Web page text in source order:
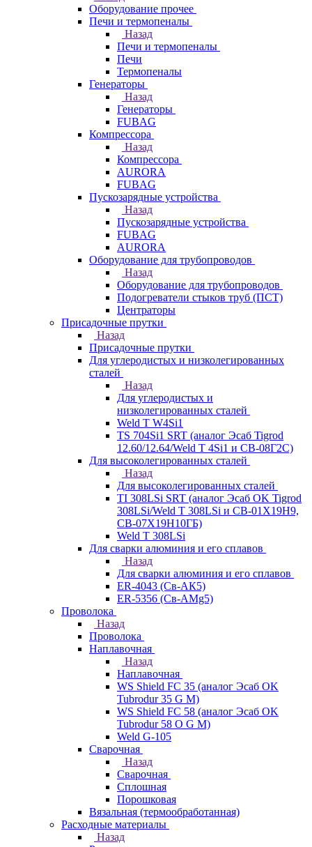
Оборудование прочее
Печи и термопеналы
Назад
Печи и термопеналы
Печи
Термопеналы
Генераторы
Назад
Генераторы
FUBAG
Компрессора
Назад
Компрессора
AURORA
FUBAG
Пускозарядные устройства
Назад
Пускозарядные устройства
FUBAG
AURORA
Оборудование для трубопроводов
Назад
Оборудование для трубопроводов
Подогреватели стыков труб (ПСТ)
Центраторы
Присадочные прутки
Назад
Присадочные прутки
Для углеродистых и низколегированных
сталей
Назад
Для углеродистых и
низколегированных сталей
Weld T W4Si1
TS 704Si1 SRT (аналог Эсаб Tigrod
12.60/12.64/Weld T 4Si1 и СВ-08Г2С)
Для высоколегированных сталей
Назад
Для высоколегированных сталей
TI 308LSi SRT (аналог Эсаб OK Tigrod
308LSi/Weld T 308LSi и СВ-01Х19Н9,
СВ-07Х19Н10ГБ)
Weld T 308LSi
Для сварки алюминия и его сплавов
Назад
Для сварки алюминия и его сплавов
ER-4043 (Св-АК5)
ER-5356 (Св-АМg5)
Проволока
Назад
Проволока
Наплавочная
Назад
Наплавочная
WS Shield FC 35 (аналог Эсаб OK
Tubrodur 35 G M)
WS Shield FC 58 (аналог Эсаб OK
Tubrodur 58 O G M)
Weld G-105
Сварочная
Назад
Сварочная
Сплошная
Порошковая
Вязальная (термообработанная)
Расходные материалы
Назад